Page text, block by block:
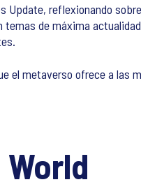
reflexionando
de máxima
el metaverso ofrece a las